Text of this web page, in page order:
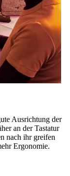
Ausrichtung der
an der Tastatur
nach ihr greifen
Ergonomie.